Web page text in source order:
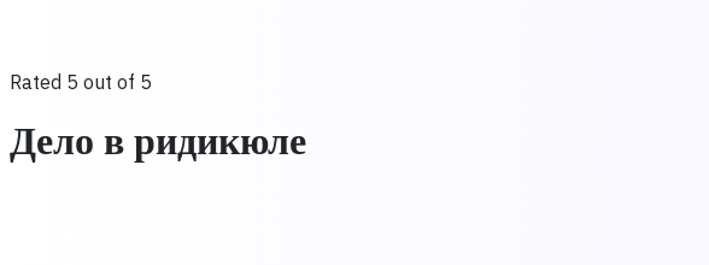
Rated 5 out of 5
Дело в ридикюле